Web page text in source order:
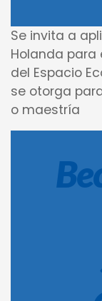
Se invita a
Holanda para
del Espacio
se otorga
o maestría